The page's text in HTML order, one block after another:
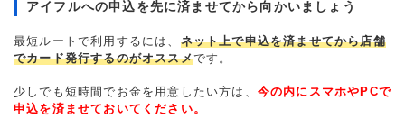
アイフルへの申込を先に済ませてから向かいましょう
最短ルートで利用するには、 ネット上で申込を済ませてから店舗
でカード発行するのがオススメです。
少しでも短時間でお金を用意したい方は、 今の内にスマホやPCで
申込を済ませておいてください。